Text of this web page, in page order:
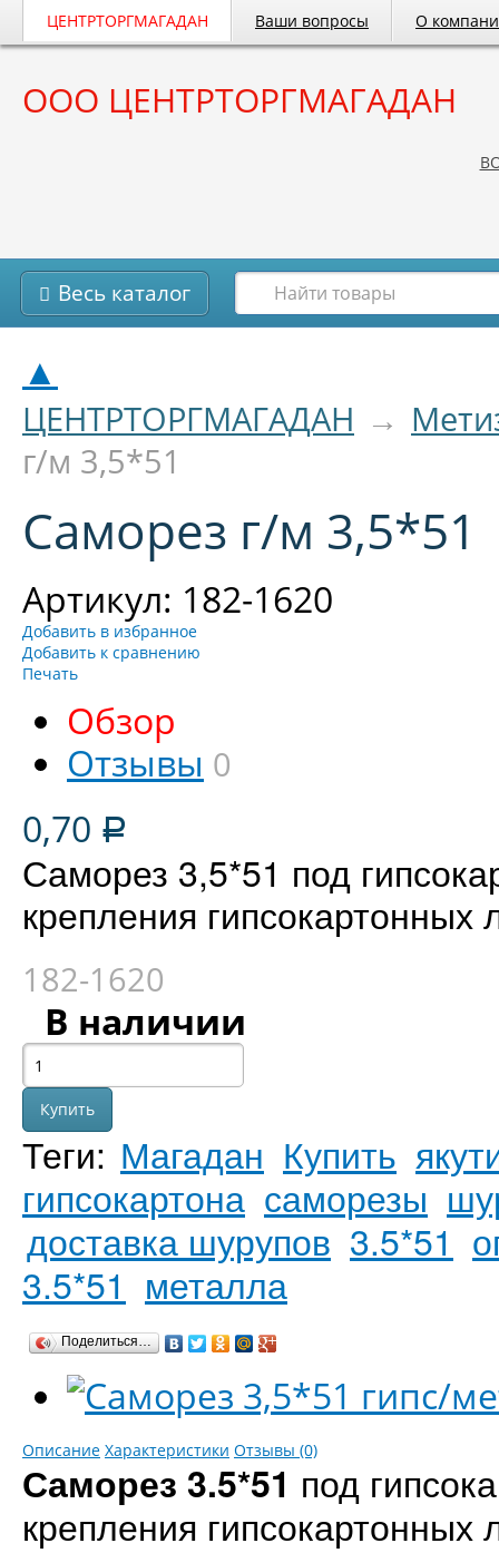
ЦЕНТРТОРГМАГАДАН Ваши вопросы О
ООО ЦЕНТРТОРГМАГАДАН
Весь каталог
▲
ЦЕНТРТОРГМАГАДАН →
г/м 3,5*51
Саморез г/м 3,5*51
Артикул: 182-1620
Добавить в избранное
Добавить к сравнению
Печать
Обзор
Отзывы 0
0,70 Р
Саморез 3,5*51 под
крепления
182-1620
В наличии
Теги: Магадан Купить
гипсокартона саморезы
доставка шурупов 3.5*51
3.5*51 металла
Поделиться…
Описание Характеристики Отзывы (0)
Саморез 3.5*51 под
крепления